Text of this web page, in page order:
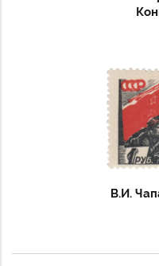
В.И.